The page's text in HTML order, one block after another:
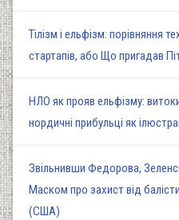
Тілізм і ельфізм: порівняння
стартапів, або Що пригадав
НЛО як прояв ельфізму:
нордичні прибульці як
Звільнивши Федорова,
Маском про захист від
(США)